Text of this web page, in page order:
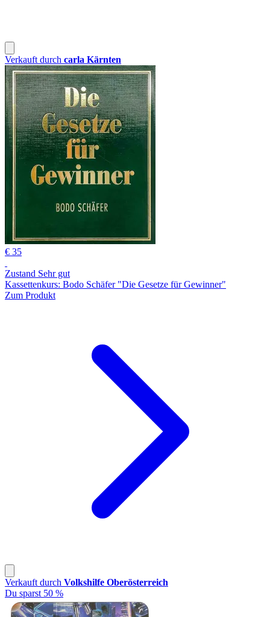
Verkauft durch carla Kärnten
€ 35
Zustand Sehr gut
Kassettenkurs: Bodo Schäfer "Die Gesetze für Gewinner"
Zum Produkt
Verkauft durch Volkshilfe Oberösterreich
Du sparst 50 %